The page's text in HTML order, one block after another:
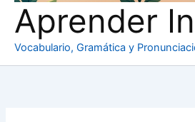
Aprender
Vocabulario, Gramática y